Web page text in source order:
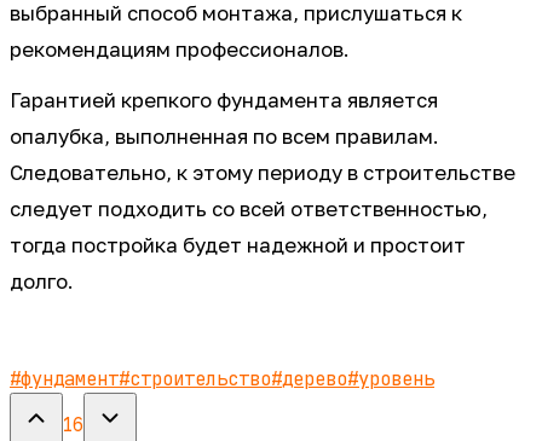
выбранный способ монтажа, прислушаться к
рекомендациям профессионалов.
Гарантией крепкого фундамента является
опалубка, выполненная по всем правилам.
Следовательно, к этому периоду в строительстве
следует подходить со всей ответственностью,
тогда постройка будет надежной и простоит
долго.
#фундамент#строительство#дерево#уровень
16